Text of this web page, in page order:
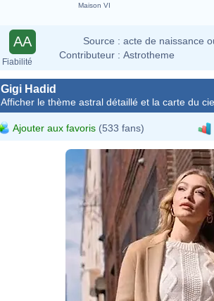
Maison VI
AA
Fiabilité
Source : acte de naissance
Contributeur : Astrotheme
Gigi Hadid
Afficher le thème astral détaillé et la carte du
Ajouter aux favoris (533 fans)